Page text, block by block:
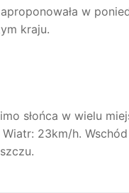
w
kraju.
słońca w wielu
23km/h.